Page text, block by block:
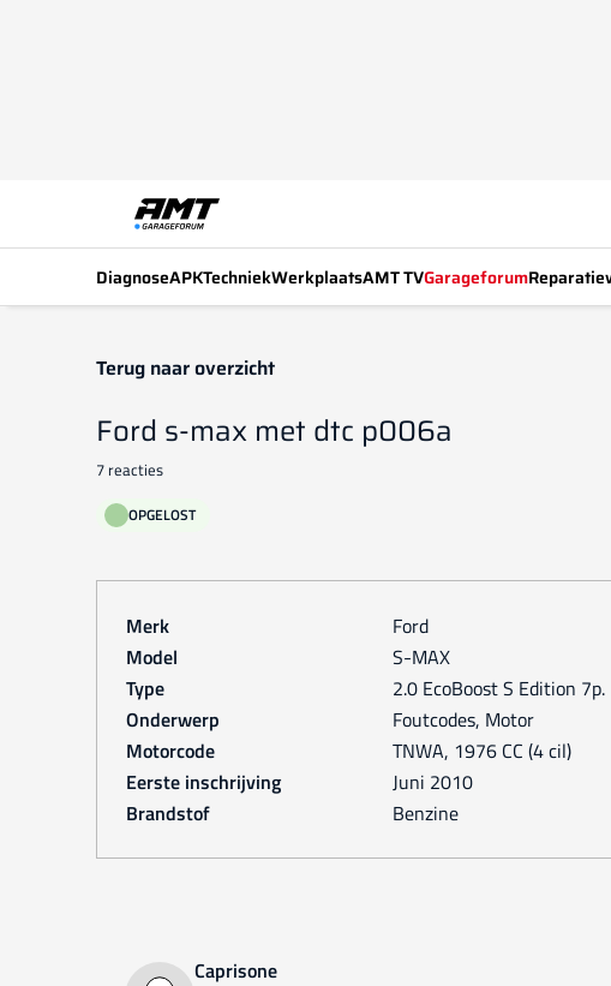
DiagnoseAPKTechniekWerkplaatsAMT TVGarageforum
Terug naar overzicht
Ford s-max met dtc p006a
7 reacties
OPGELOST
Merk
Ford
Model
S-MAX
Type
2.0 EcoBoost S Edition 7p.
Onderwerp
Foutcodes, Motor
Motorcode
TNWA, 1976 CC (4 cil)
Eerste inschrijving
juni 2010
Brandstof
Benzine
Caprisone